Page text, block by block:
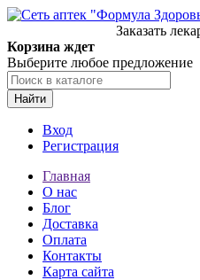
Заказать
Корзина ждет
Выберите любое предложение
Найти
Вход
Регистрация
Главная
О нас
Блог
Доставка
Оплата
Контакты
Карта сайта